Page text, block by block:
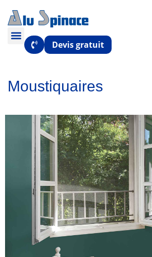
Devis gratuit
Moustiquaires